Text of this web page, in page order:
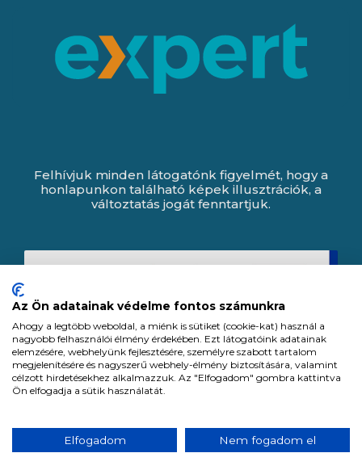
Felhívjuk minden látogatónk figyelmét, hogy a
honlapunkon található képek illusztrációk, a
változtatás jogát fenntartjuk.
Minden jog fenntartva. All rights reserved.
Az Ön adatainak védelme fontos számunkra
Ahogy a legtöbb weboldal, a miénk is sütiket (cookie-kat) használ a
nagyobb felhasználói élmény érdekében. Ezt látogatóink adatainak
elemzésére, webhelyünk fejlesztésére, személyre szabott tartalom
megjelenítésére és nagyszerű webhely-élmény biztosítására, valamint
célzott hirdetésekhez alkalmazzuk. Az "Elfogadom" gombra kattintva
Ön elfogadja a sütik használatát.
Elfogadom Nem fogadom el